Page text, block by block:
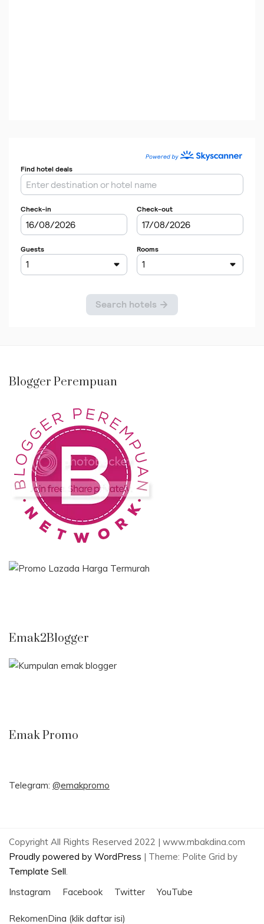
Blogger Perempuan
Emak2Blogger
Emak Promo
Telegram: @emakpromo
Copyright All Rights Reserved 2022 | www.mbakdina.com
Proudly powered by WordPress | Theme: Polite Grid by
Template Sell
Instagram
Facebook Twitter YouTube
RekomenDina (klik daftar isi)